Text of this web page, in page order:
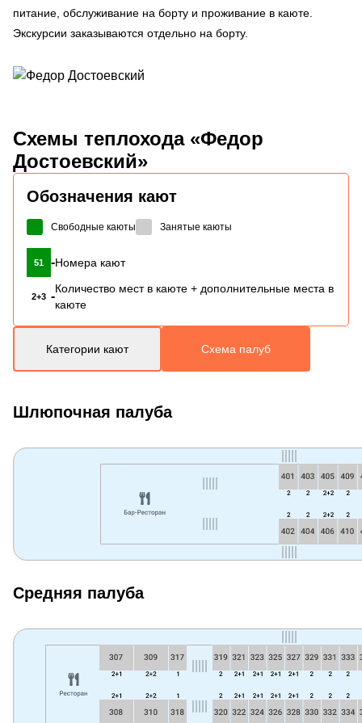
питание, обслуживание на борту и проживание в каюте.
Экскурсии заказываются отдельно на борту.
Схемы теплохода «Федор
Достоевский»
Обозначения кают
Свободные каюты Занятые каюты
51 -Номера кают
2+3 -
Количество мест в каюте + дополнительные места в
каюте
Категории кают Схема палуб
Шлюпочная палуба
Средняя палуба